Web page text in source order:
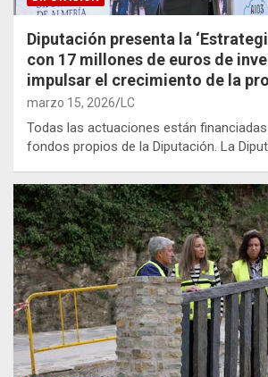
Diputación presenta la
con 17 millones de euros de
impulsar el crecimiento de la
marzo 15, 2026 LC
Todas las actuaciones están
fondos propios de la Diputación. La